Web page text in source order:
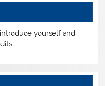
yourself and